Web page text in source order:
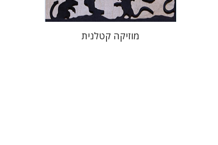
מוזיקה קטלנית